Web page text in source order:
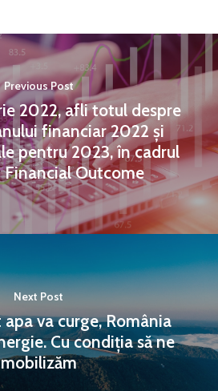
Previous Post
2022, afli totul despre
financiar 2022 și
pentru 2023, în cadrul
Outcome
Next Post
va curge, România
Cu condiția să ne
mobilizăm